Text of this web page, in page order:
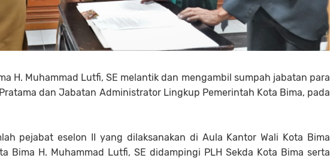
H. Muhammad Lutfi, SE melantik dan mengambil sumpah jabatan para
dan Jabatan Administrator Lingkup Pemerintah Kota Bima, pada
pejabat eselon II yang dilaksanakan di Aula Kantor Wali Kota Bima
Bima H. Muhammad Lutfi, SE didampingi PLH Sekda Kota Bima serta